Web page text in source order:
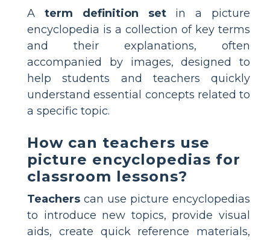
A term definition setin a picture
encyclopedia is a collection of key terms
and their explanations, often
accompanied by images, designed to
help students and teachers quickly
understand essential concepts related to
a specific topic.
How can teachers use
picture encyclopedias for
classroom lessons?
Teachers can use picture encyclopedias
to introduce new topics, provide visual
aids, create quick reference materials,